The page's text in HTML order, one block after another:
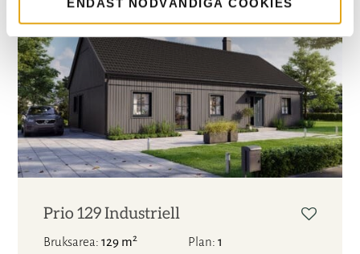
Prio 129 Industriell
Bruksarea 129 m2 Plan 1